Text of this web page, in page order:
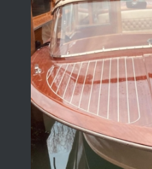
NUESTRAS
RESERVA